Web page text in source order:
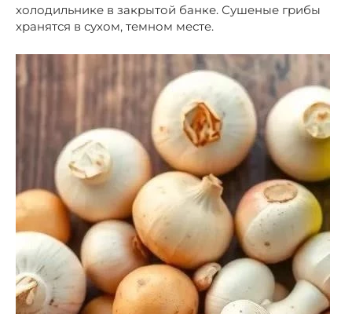
холодильнике в закрытой банке. Сушеные грибы
хранятся в сухом, темном месте.